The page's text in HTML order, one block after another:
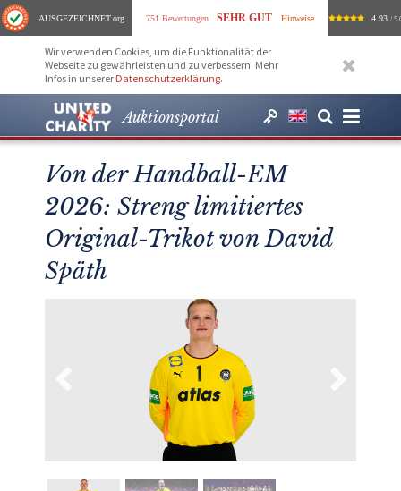
AUSGEZEICHNET.org 751 Bewertungen SEHR GUT Hinweise 4.93 /
Wir verwenden Cookies, um die Funktionalität der
Webseite zu gewährleisten und zu verbessern. Mehr
Infos in unserer Datenschutzerklärung.
Auktionsportal
Von der Handball-EM
2026: Streng limitiertes
Original-Trikot von David
Späth